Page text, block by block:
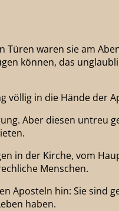
waren sie am
können, das
völlig in die Hände der
Aber diesen untreu
in der Kirche, vom
Menschen.
Aposteln hin: Sie sind
haben.